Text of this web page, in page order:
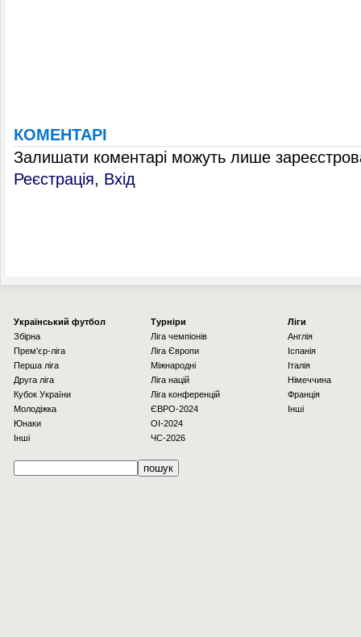
КОМЕНТАРІ
Залишати коментарі можуть лише
Реєстрація, Вхід
Українcький футбол
Збірна
Прем'єр-ліга
Перша ліга
Друга ліга
Кубок України
Молодіжка
Юнаки
Інші
Турніри
Ліга чемпіонів
Ліга Європи
Міжнародні
Ліга націй
Ліга конференцій
ЄВРО-2024
OI-2024
ЧС-2026
Ліги
Англія
Іспанія
Італія
Німеччина
Франція
Інші